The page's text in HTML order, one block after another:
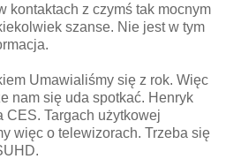
kontaktach z czymś tak mocnym
szanse. Nie jest w tym
Umawialiśmy się z rok. Więc
nam się uda spotkać. Henryk
CES. Targach użytkowej
więc o telewizorach. Trzeba się